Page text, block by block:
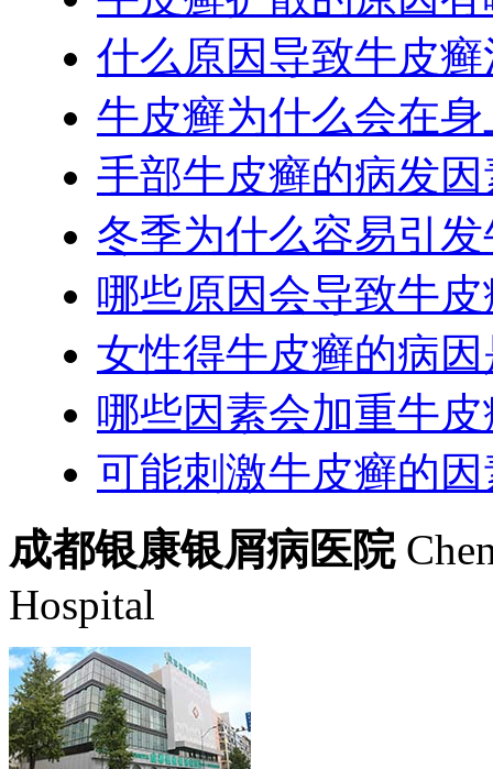
什么原因导致牛皮
牛皮癣为什么会在
手部牛皮癣的病发
冬季为什么容易引
哪些原因会导致牛
女性得牛皮癣的病
哪些因素会加重牛
可能刺激牛皮癣的
成都银康银屑病医院
Hospital